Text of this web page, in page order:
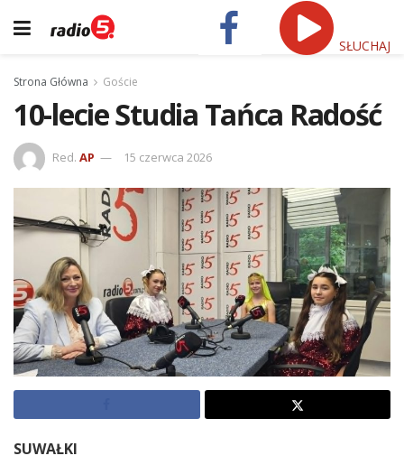
SŁUCHAJ
Strona Główna Goście
10-lecie Studia Tańca Radość
Red. AP 15 czerwca 2026
SUWAŁKI